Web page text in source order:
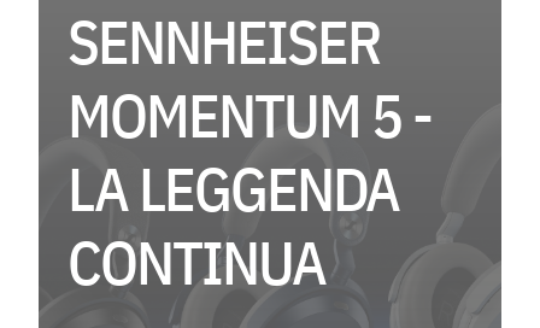
SENNHEISER
MOMENTUM 5 -
LA LEGGENDA
CONTINUA